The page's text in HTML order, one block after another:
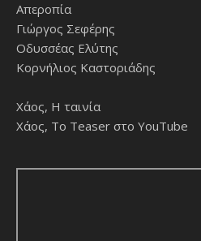
Απεροπία
Γιώργος Σεφέρης
Οδυσσέας Ελύτης
Κορνήλιος Καστοριάδης
Χάος, Η ταινία
Χάος, Το Teaser στο YouTube